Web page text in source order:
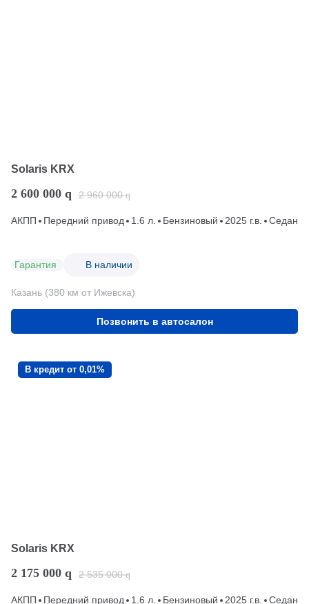
Solaris KRX
2 600 000 q 2 960 000 q
АКПП Передний привод 1.6 л. Бензиновый 2025 г.в. Седан
Гарантия В наличии
Казань (380 км от Ижевска)
Позвонить в автосалон
В кредит от 0,01%
Solaris KRX
2 175 000 q 2 535 000 q
АКПП Передний привод 1.6 л. Бензиновый 2025 г.в. Седан